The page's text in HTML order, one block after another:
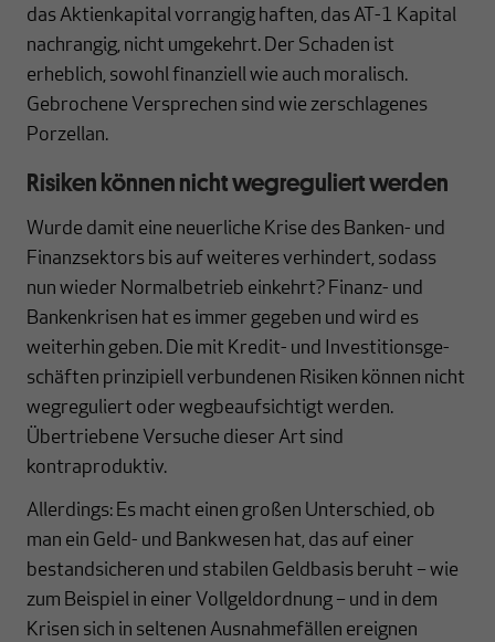
das Aktienkapital vorrangig haften, das AT-1 Kapital
nach­rangig, nicht umgekehrt. Der Schaden ist
erheblich, sowohl finanziell wie auch mora­lisch.
Gebro­chene Versprechen sind wie zerschlagenes
Porzellan.
Risiken können nicht wegreguliert werden
Wurde damit eine neuerliche Krise des Banken- und
Finanzsektors bis auf weiteres verhindert, sodass
nun wieder Normalbetrieb einkehrt? Finanz- und
Bankenkrisen hat es immer gegeben und wird es
weiterhin geben. Die mit Kredit- und Investitions­ge­
schäften prinzipiell verbundenen Risiken können nicht
wegreguliert oder weg­beauf­sichtigt werden.
Übertriebene Versuche dieser Art sind
kontraproduktiv.
Allerdings: Es macht einen großen Unterschied, ob
man ein Geld- und Bankwesen hat, das auf einer
bestandsicheren und stabilen Geldbasis beruht – wie
zum Beispiel in einer Vollgeld­ordnung – und in dem
Krisen sich in seltenen Ausnahmefällen ereignen